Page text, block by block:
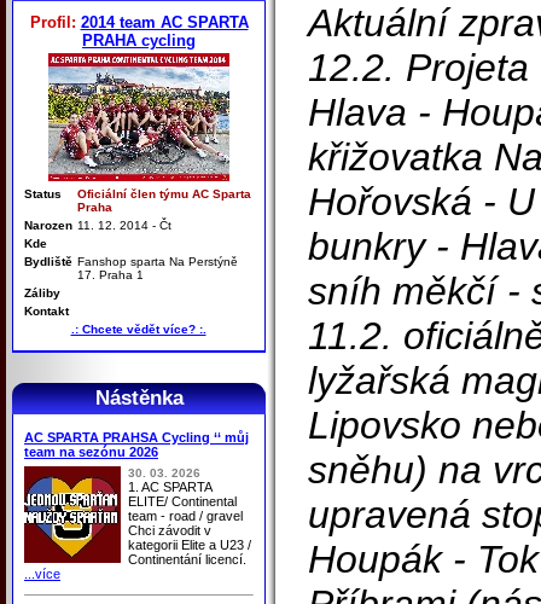
Profil: 2014 team AC SPARTA
PRAHA cycling
Status
Oficiální člen týmu AC Sparta
Praha
Narozen 11. 12. 2014 - Čt
Kde
Bydliště Fanshop sparta Na Perstýně
17. Praha 1
Záliby
Kontakt
.: Chcete vědět více? :.
Nástěnka
AC SPARTA PRAHSA Cycling ‘‘ můj
team na sezónu 2026
30. 03. 2026
1. AC SPARTA
ELITE/ Continental
team - road / gravel
Chci závodit v
kategorii Elite a U23 /
Continentání licencí.
...více
Aktuální
12.2.
Hlava -
křižovatka
Hořovská -
bunkry -
sníh měkčí -
11.2.
lyžařská
Lipovsko
sněhu) na
upravená
Houpák -